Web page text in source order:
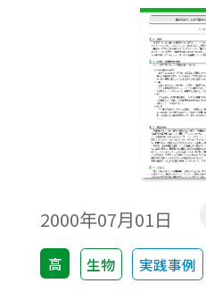
2000年07月01日
高 生物 実践事例